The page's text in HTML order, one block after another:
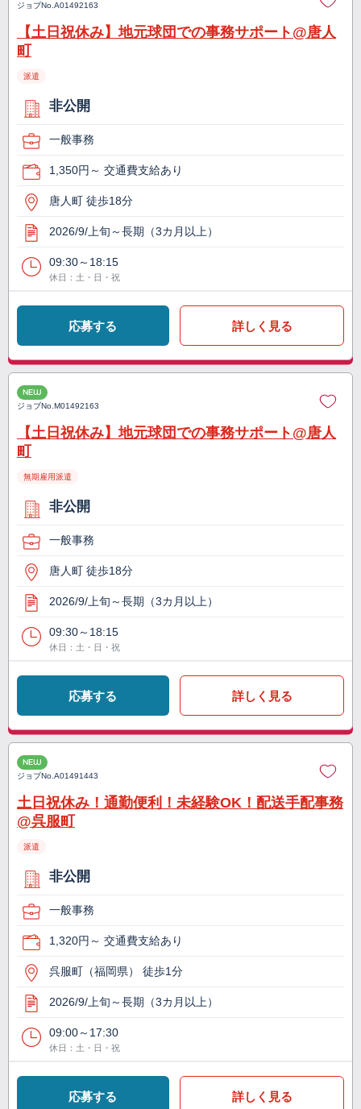
ジョブNo.A01492163
【土日祝休み】地元球団での事務サポート@唐人
町
派遣
非公開
一般事務
1,350円～ 交通費支給あり
唐人町 徒歩18分
2026/9/上旬～長期（3カ月以上）
09:30～18:15
休日：土・日・祝
応募する 詳しく見る
NEW
ジョブNo.M01492163
【土日祝休み】地元球団での事務サポート@唐人
町
無期雇用派遣
非公開
一般事務
唐人町 徒歩18分
2026/9/上旬～長期（3カ月以上）
09:30～18:15
休日：土・日・祝
応募する 詳しく見る
NEW
ジョブNo.A01491443
土日祝休み！通勤便利！未経験OK！配送手配事務
@呉服町
派遣
非公開
一般事務
1,320円～ 交通費支給あり
呉服町（福岡県） 徒歩1分
2026/9/上旬～長期（3カ月以上）
09:00～17:30
休日：土・日・祝
応募する 詳しく見る